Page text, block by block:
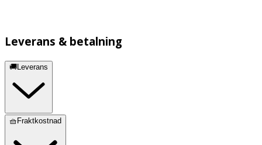
Leverans & betalning
🚚Leverans
🧺Fraktkostnad